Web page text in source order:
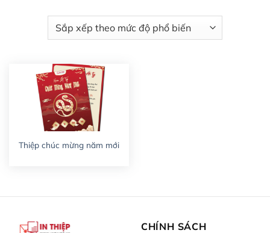
Thiệp chúc mừng năm mới
CHÍNH SÁCH